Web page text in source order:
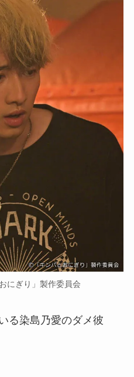
にぎり」製作委員会
る染島乃愛のダメ彼